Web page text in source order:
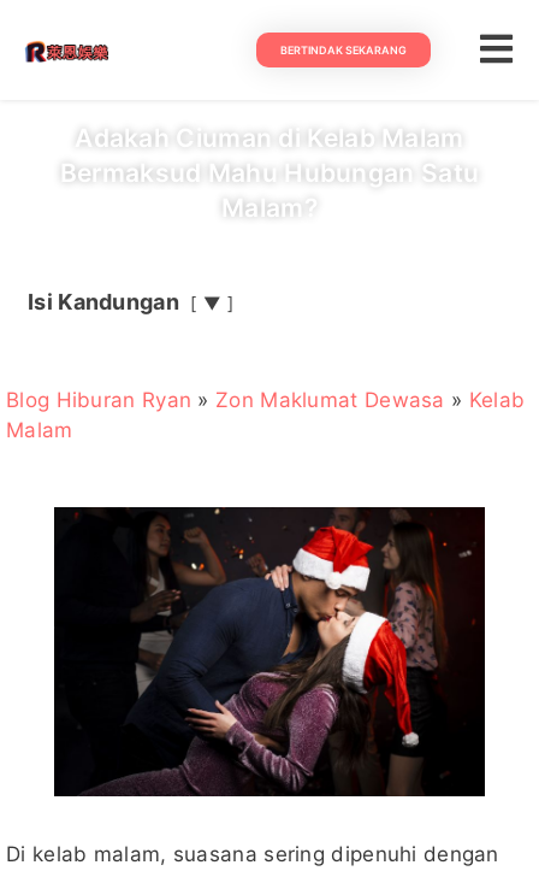
BERTINDAK SEKARANG
Adakah Ciuman di Kelab Malam
Bermaksud Mahu Hubungan Satu
Malam?
Isi Kandungan ▼
Blog Hiburan Ryan » Zon Maklumat Dewasa » Kelab
Malam
Di kelab malam, suasana sering dipenuhi dengan